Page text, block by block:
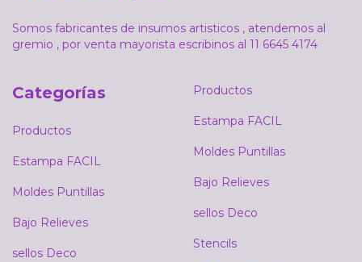
Somos fabricantes de insumos artisticos , atendemos al
gremio , por venta mayorista escribinos al 11 6645 4174
Categorías
Productos
Estampa FACIL
Moldes Puntillas
Bajo Relieves
sellos Deco
Productos
Estampa FACIL
Moldes Puntillas
Bajo Relieves
sellos Deco
Stencils